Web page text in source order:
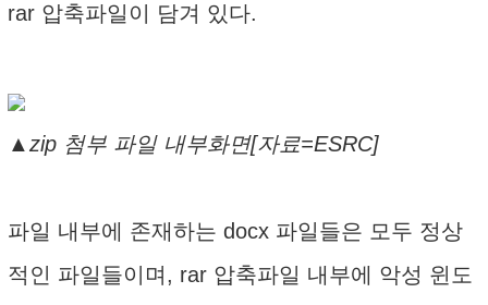
rar 압축파일이 담겨 있다.
▲zip 첨부 파일 내부화면[자료=ESRC]
파일 내부에 존재하는 docx 파일들은 모두 정상
적인 파일들이며, rar 압축파일 내부에 악성 윈도